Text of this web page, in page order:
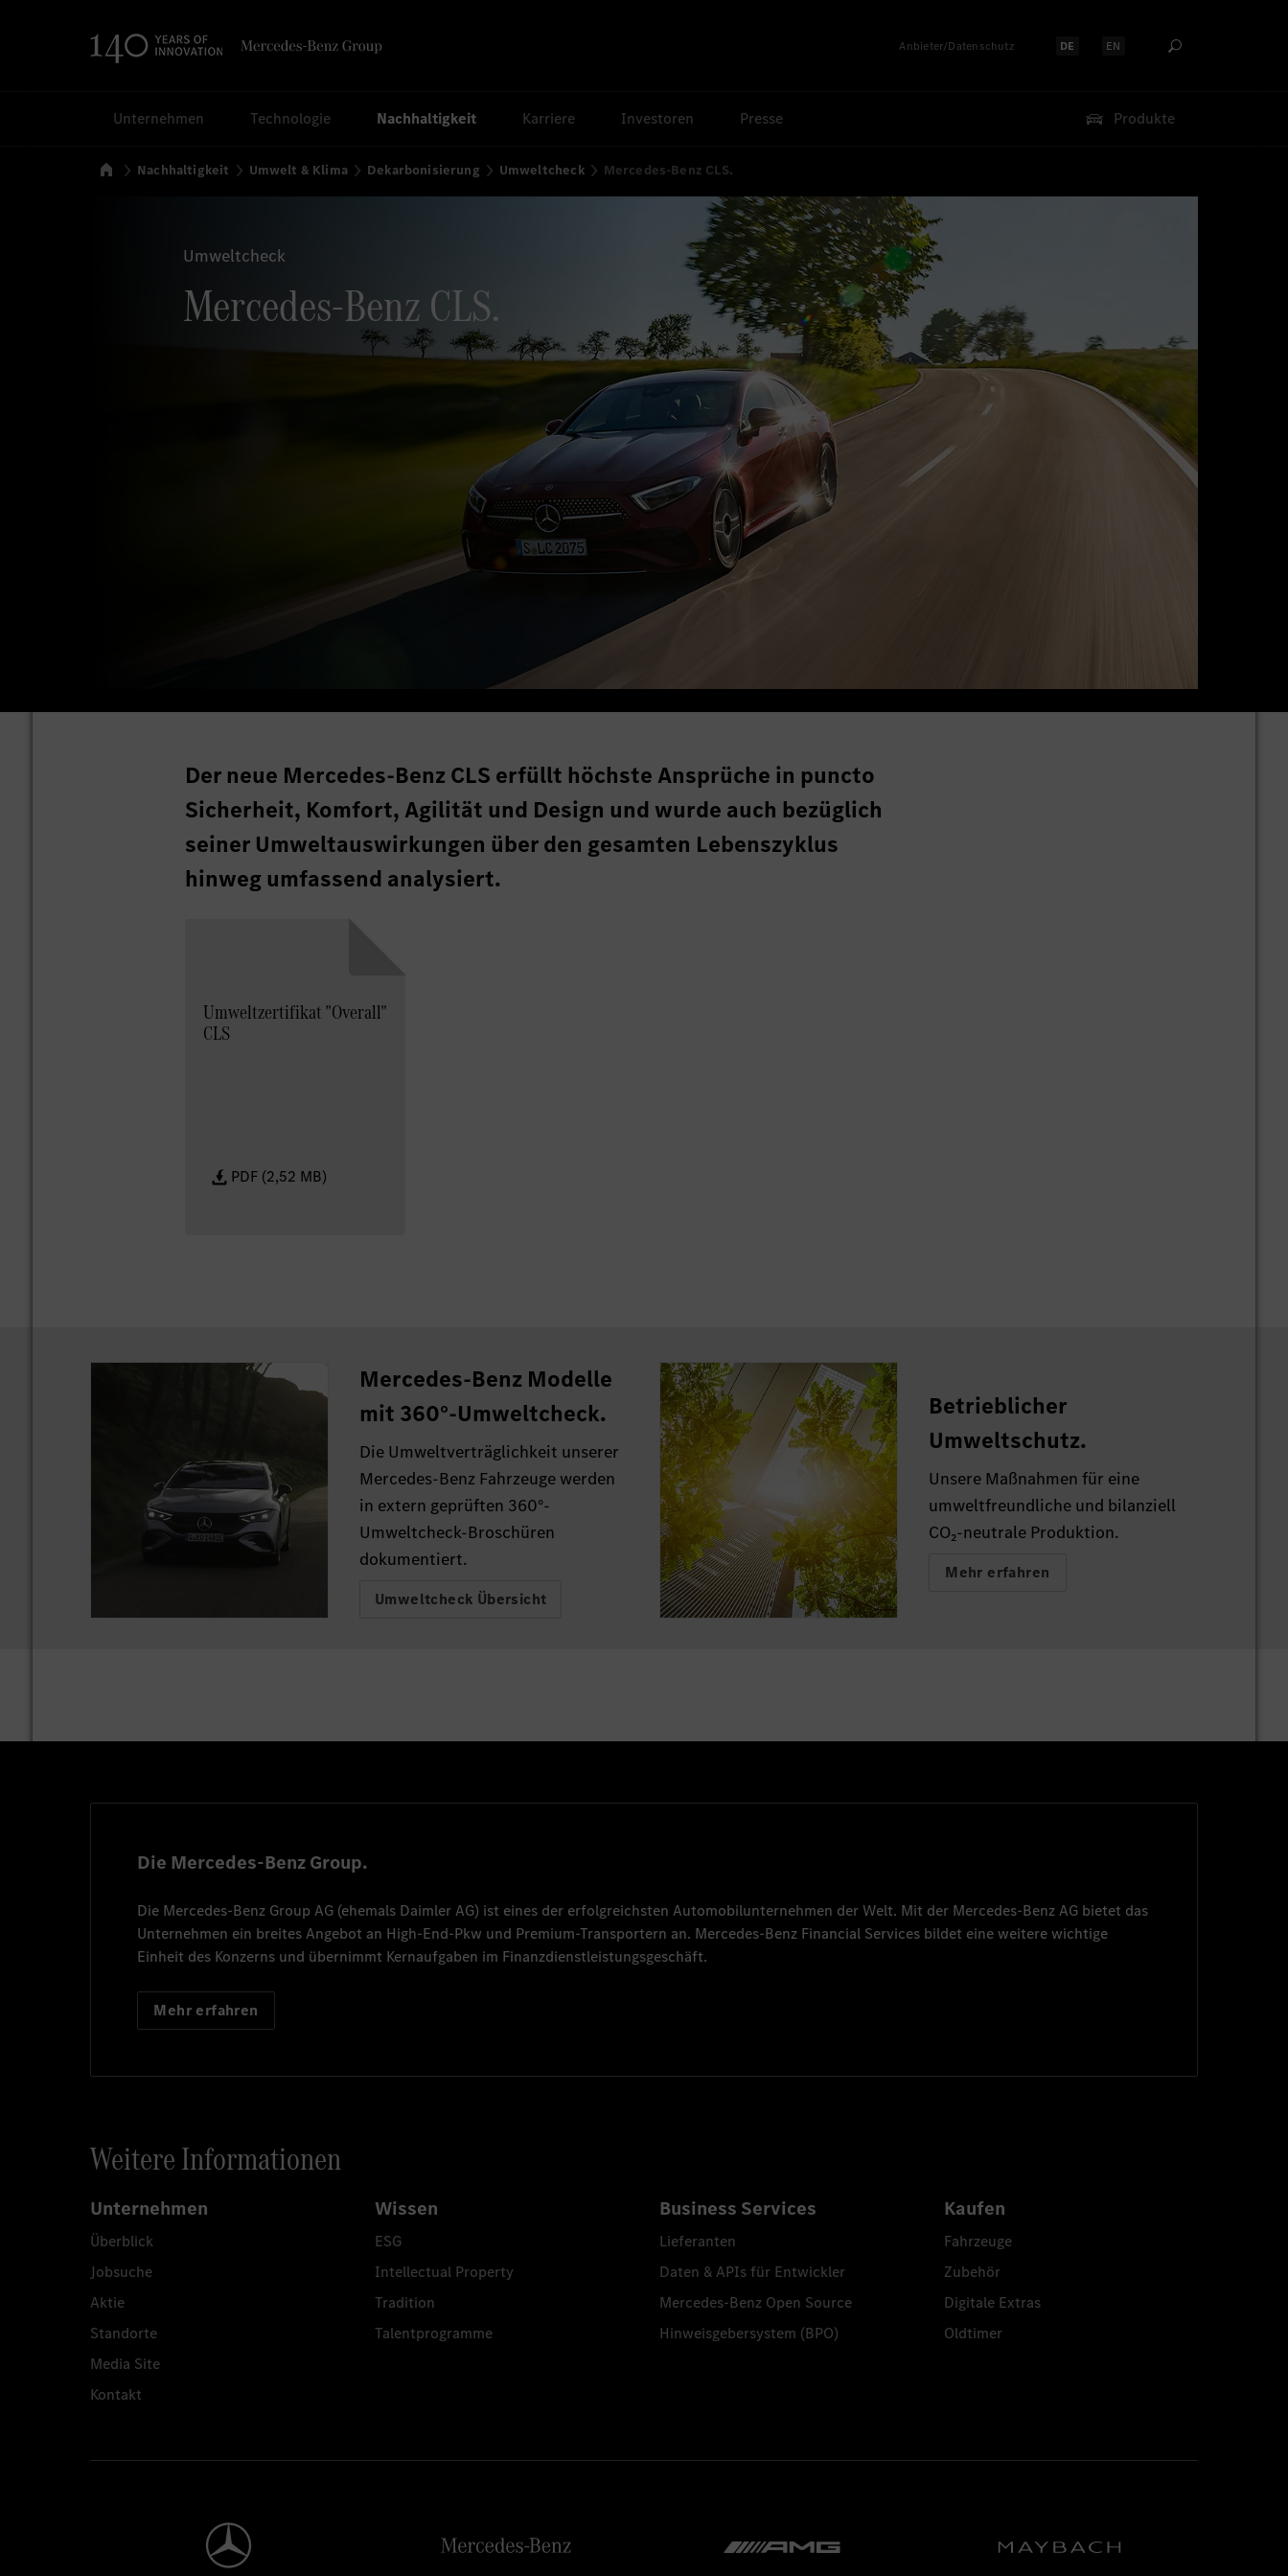
Anbieter/Datenschutz Sprache auswählen:
DE Sprache auswählen:
EN
Unternehmen Technologie Nachhaltigkeit Karriere Investoren Presse Produkte
Startseite
Nachhaltigkeit Umwelt & Klima Dekarbonisierung Umweltcheck Mercedes-Benz CLS.
Umweltcheck
Mercedes-Benz CLS.
Der neue Mercedes-Benz CLS erfüllt höchste Ansprüche in puncto
Sicherheit, Komfort, Agilität und Design und wurde auch bezüglich
seiner Umweltauswirkungen über den gesamten Lebenszyklus
hinweg umfassend analysiert.
Umweltzertifikat "Overall"
CLS
PDF (2,52 MB)
Mercedes-Benz Modelle
mit 360°-Umweltcheck.
Die Umweltverträglichkeit unserer
Mercedes-Benz Fahrzeuge werden
in extern geprüften 360°-
Umweltcheck-Broschüren
dokumentiert.
Umweltcheck Übersicht
Betrieblicher
Umweltschutz.
Unsere Maßnahmen für eine
umweltfreundliche und bilanziell
CO₂-neutrale Produktion.
Mehr erfahren
Die Mercedes-Benz Group.
Die Mercedes-Benz Group AG (ehemals Daimler AG) ist eines der erfolgreichsten Automobilunternehmen der Welt. Mit der Mercedes-Benz AG bietet das
Unternehmen ein breites Angebot an High-End-Pkw und Premium-Transportern an. Mercedes-Benz Financial Services bildet eine weitere wichtige
Einheit des Konzerns und übernimmt Kernaufgaben im Finanzdienstleistungsgeschäft.
Mehr erfahren
Weitere Informationen
Unternehmen
Überblick
Jobsuche
Aktie
Standorte
Media Site
Kontakt
Wissen
ESG
Intellectual Property
Tradition
Talentprogramme
Business Services
Lieferanten
Daten & APIs für Entwickler
Mercedes-Benz Open Source
Hinweisgebersystem (BPO)
Kaufen
Fahrzeuge
Zubehör
Digitale Extras
Oldtimer